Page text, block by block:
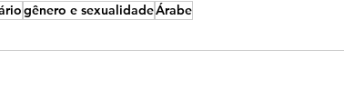
gênero e sexualidadeÁrabe